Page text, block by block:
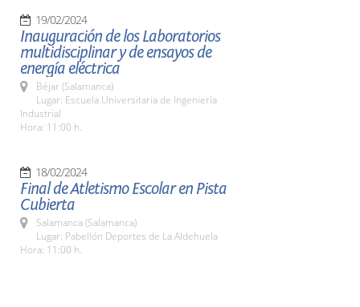
19/02/2024
Inauguración de los Laboratorios
multidisciplinar y de ensayos de
energía eléctrica
Béjar (Salamanca)
Lugar: Escuela Universitaria de Ingeniería
Industrial
Hora: 11:00 h.
18/02/2024
Final de Atletismo Escolar en Pista
Cubierta
Salamanca (Salamanca)
Lugar: Pabellón Deportes de La Aldehuela
Hora: 11:00 h.